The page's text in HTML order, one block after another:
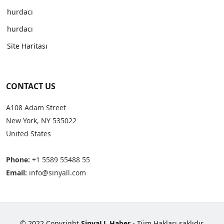
hurdacı
hurdacı
Site Haritası
CONTACT US
A108 Adam Street
New York, NY 535022
United States
Phone: +1 5589 55488 55
Email: info@sinyall.com